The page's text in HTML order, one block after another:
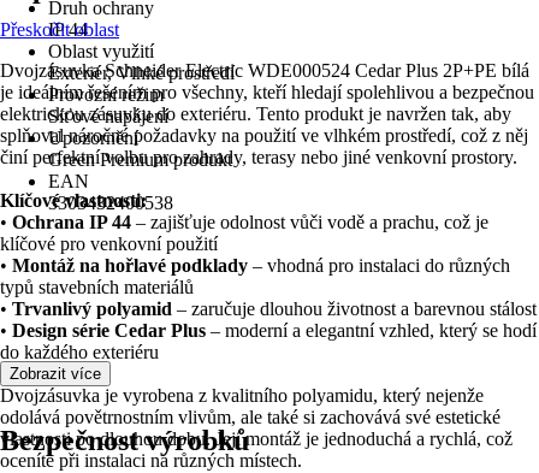
Druh ochrany
IP 44
Oblast využití
Exteriér, Vlhké prostředí
Provozní režim
Síťové napájení
Upozornění
Green Premium produkt
EAN
3303432400538
Přeskočit oblast
Dvojzásuvka Schneider Electric WDE000524 Cedar Plus 2P+PE bílá
je ideálním řešením pro všechny, kteří hledají spolehlivou a bezpečnou
elektrickou zásuvku do exteriéru. Tento produkt je navržen tak, aby
splňoval náročné požadavky na použití ve vlhkém prostředí, což z něj
činí perfektní volbu pro zahrady, terasy nebo jiné venkovní prostory.
Klíčové vlastnosti:
• Ochrana IP 44 – zajišťuje odolnost vůči vodě a prachu, což je
klíčové pro venkovní použití
• Montáž na hořlavé podklady – vhodná pro instalaci do různých
typů stavebních materiálů
• Trvanlivý polyamid – zaručuje dlouhou životnost a barevnou stálost
• Design série Cedar Plus – moderní a elegantní vzhled, který se hodí
do každého exteriéru
Dvojzásuvka je vyrobena z kvalitního polyamidu, který nejenže
odolává povětrnostním vlivům, ale také si zachovává své estetické
vlastnosti po dlouhou dobu. Její montáž je jednoduchá a rychlá, což
oceníte při instalaci na různých místech.
Zobrazit více
Bezpečnost výrobků